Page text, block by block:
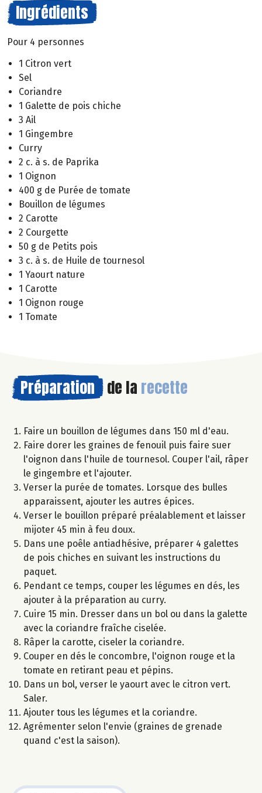
Ingrédients
Pour 4 personnes
1 Citron vert
Sel
Coriandre
1 Galette de pois chiche
3 Ail
1 Gingembre
Curry
2 c. à s. de Paprika
1 Oignon
400 g de Purée de tomate
Bouillon de légumes
2 Carotte
2 Courgette
50 g de Petits pois
3 c. à s. de Huile de tournesol
1 Yaourt nature
1 Carotte
1 Oignon rouge
1 Tomate
Préparation de la recette
Faire un bouillon de légumes dans 150 ml d'eau.
Faire dorer les graines de fenouil puis faire suer
l'oignon dans l'huile de tournesol. Couper l'ail, râper
le gingembre et l'ajouter.
Verser la purée de tomates. Lorsque des bulles
apparaissent, ajouter les autres épices.
Verser le bouillon préparé préalablement et laisser
mijoter 45 min à feu doux.
Dans une poêle antiadhésive, préparer 4 galettes
de pois chiches en suivant les instructions du
paquet.
Pendant ce temps, couper les légumes en dés, les
ajouter à la préparation au curry.
Cuire 15 min. Dresser dans un bol ou dans la galette
avec la coriandre fraîche ciselée.
Râper la carotte, ciseler la coriandre.
Couper en dés le concombre, l'oignon rouge et la
tomate en retirant peau et pépins.
Dans un bol, verser le yaourt avec le citron vert.
Saler.
Ajouter tous les légumes et la coriandre.
Agrémenter selon l'envie (graines de grenade
quand c'est la saison).